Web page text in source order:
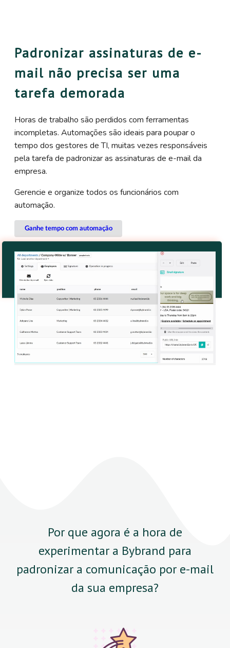
Padronizar assinaturas de e-
mail não precisa ser uma
tarefa demorada
Horas de trabalho são perdidos com ferramentas
incompletas. Automações são ideais para poupar o
tempo dos gestores de TI, muitas vezes responsáveis
pela tarefa de padronizar as assinaturas de e-mail da
empresa.
Gerencie e organize todos os funcionários com
automação.
Ganhe tempo com automação
Por que agora é a hora de
experimentar a Bybrand para
padronizar a comunicação por e-mail
da sua empresa?